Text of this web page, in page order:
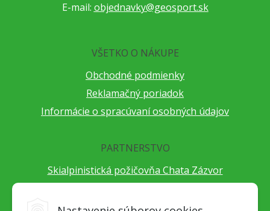
E-mail: objednavky@geosport.sk
VŠETKO O NÁKUPE
Obchodné podmienky
Reklamačný poriadok
Informácie o spracúvaní osobných údajov
PARTNERSTVO
Skialpinistická požičovňa Chata Zázvor
Cestovateľský festival Cestou necestou